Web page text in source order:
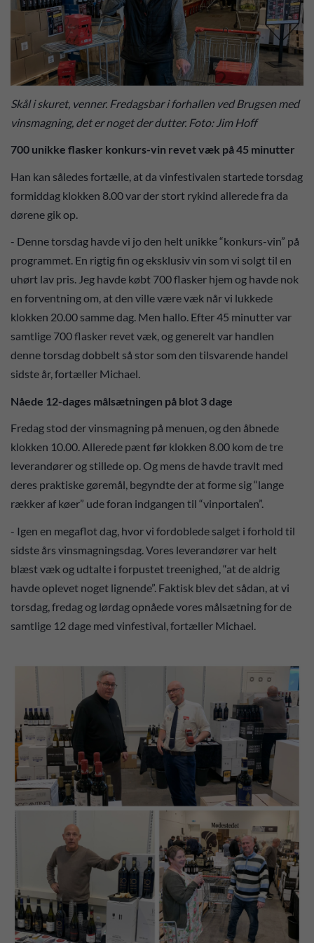
Skål i skuret, venner. Fredagsbar i forhallen ved Brugsen med
vinsmagning, det er noget der dutter. Foto: Jim Hoff
700 unikke flasker konkurs-vin revet væk på 45 minutter
Han kan således fortælle, at da vinfestivalen startede torsdag
formiddag klokken 8.00 var der stort rykind allerede fra da
dørene gik op.
- Denne torsdag havde vi jo den helt unikke “konkurs-vin” på
programmet. En rigtig fin og eksklusiv vin som vi solgt til en
uhørt lav pris. Jeg havde købt 700 flasker hjem og havde nok
en forventning om, at den ville være væk når vi lukkede
klokken 20.00 samme dag. Men hallo. Efter 45 minutter var
samtlige 700 flasker revet væk, og generelt var handlen
denne torsdag dobbelt så stor som den tilsvarende handel
sidste år, fortæller Michael.
Nåede 12-dages målsætningen på blot 3 dage
Fredag stod der vinsmagning på menuen, og den åbnede
klokken 10.00. Allerede pænt før klokken 8.00 kom de tre
leverandører og stillede op. Og mens de havde travlt med
deres praktiske gøremål, begyndte der at forme sig “lange
rækker af køer” ude foran indgangen til “vinportalen”.
- Igen en megaflot dag, hvor vi fordoblede salget i forhold til
sidste års vinsmagningsdag. Vores leverandører var helt
blæst væk og udtalte i forpustet treenighed, “at de aldrig
havde oplevet noget lignende”. Faktisk blev det sådan, at vi
torsdag, fredag og lørdag opnåede vores målsætning for de
samtlige 12 dage med vinfestival, fortæller Michael.